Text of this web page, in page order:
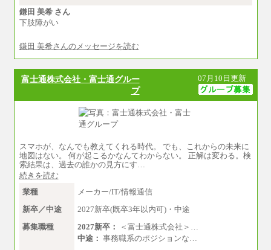
中途：
※経験、能力を考慮の上、当社規定により
優遇いたします
※自己成長支援金(10,000円）を含む
※別途、Workstyle支援金(月額4,000円）
鎌田 美希 さん
下肢障がい
鎌田 美希さんのメッセージを読む
富士通株式会社・富士通グルー
プ
07月10日更新
スマホが、なんでも教えてくれる時代。 でも、これからの未来に
地図はない。 何が起こるかなんてわからない。 正解は変わる。検
索結果は、過去の誰かの見方にす…
続きを読む
業種
メーカー/IT/情報通信
新卒／中途
2027新卒(既卒3年以内可)・中途
募集職種
2027新卒：
＜富士通株式会社＞…
中途： 事務職系のポジションな…